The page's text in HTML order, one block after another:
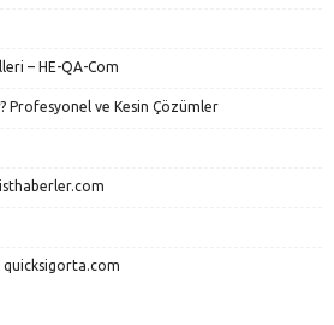
– HE-QA-Com
Profesyonel ve Kesin Çözümler
quicksigorta.com